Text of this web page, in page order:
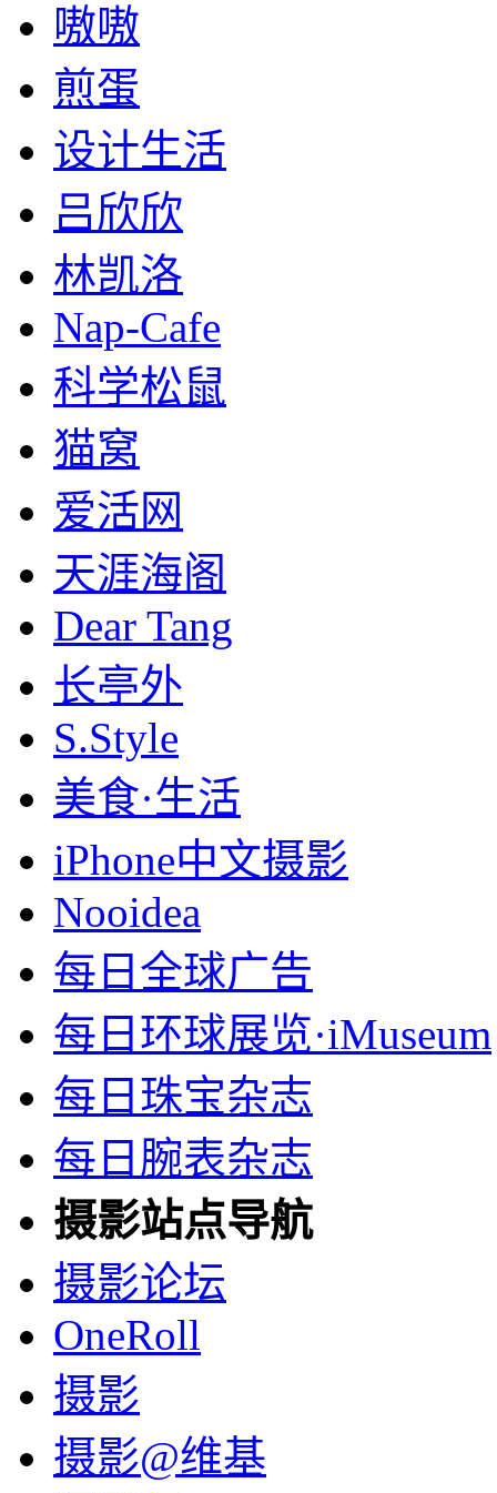
嗷嗷
煎蛋
设计生活
吕欣欣
林凯洛
Nap-Cafe
科学松鼠
猫窝
爱活网
天涯海阁
Dear Tang
长亭外
S.Style
美食·生活
iPhone中文摄影
Nooidea
每日全球广告
每日环球展览·iMuseum
每日珠宝杂志
每日腕表杂志
摄影站点导航
摄影论坛
OneRoll
摄影
摄影@维基